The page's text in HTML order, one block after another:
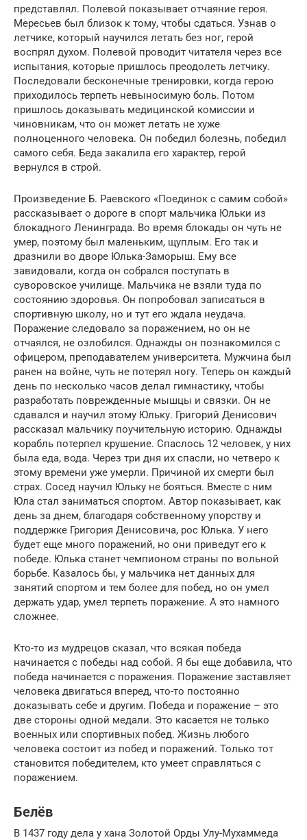
представлял. Полевой показывает отчаяние героя.
Мересьев был близок к тому, чтобы сдаться. Узнав о
летчике, который научился летать без ног, герой
воспрял духом. Полевой проводит читателя через все
испытания, которые пришлось преодолеть летчику.
Последовали бесконечные тренировки, когда герою
приходилось терпеть невыносимую боль. Потом
пришлось доказывать медицинской комиссии и
чиновникам, что он может летать не хуже
полноценного человека. Он победил болезнь, победил
самого себя. Беда закалила его характер, герой
вернулся в строй.
Произведение Б. Раевского «Поединок с самим собой»
рассказывает о дороге в спорт мальчика Юльки из
блокадного Ленинграда. Во время блокады он чуть не
умер, поэтому был маленьким, щуплым. Его так и
дразнили во дворе Юлька-Заморыш. Ему все
завидовали, когда он собрался поступать в
суворовское училище. Мальчика не взяли туда по
состоянию здоровья. Он попробовал записаться в
спортивную школу, но и тут его ждала неудача.
Поражение следовало за поражением, но он не
отчаялся, не озлобился. Однажды он познакомился с
офицером, преподавателем университета. Мужчина был
ранен на войне, чуть не потерял ногу. Теперь он каждый
день по несколько часов делал гимнастику, чтобы
разработать поврежденные мышцы и связки. Он не
сдавался и научил этому Юльку. Григорий Денисович
рассказал мальчику поучительную историю. Однажды
корабль потерпел крушение. Спаслось 12 человек, у них
была еда, вода. Через три дня их спасли, но четверо к
этому времени уже умерли. Причиной их смерти был
страх. Сосед научил Юльку не бояться. Вместе с ним
Юла стал заниматься спортом. Автор показывает, как
день за днем, благодаря собственному упорству и
поддержке Григория Денисовича, рос Юлька. У него
будет еще много поражений, но они приведут его к
победе. Юлька станет чемпионом страны по вольной
борьбе. Казалось бы, у мальчика нет данных для
занятий спортом и тем более для побед, но он умел
держать удар, умел терпеть поражение. А это намного
сложнее.
Кто-то из мудрецов сказал, что всякая победа
начинается с победы над собой. Я бы еще добавила, что
победа начинается с поражения. Поражение заставляет
человека двигаться вперед, что-то постоянно
доказывать себе и другим. Победа и поражение – это
две стороны одной медали. Это касается не только
военных или спортивных побед. Жизнь любого
человека состоит из побед и поражений. Только тот
становится победителем, кто умеет справляться с
поражением.
Белёв
В 1437 году дела у хана Золотой Орды Улу-Мухаммеда